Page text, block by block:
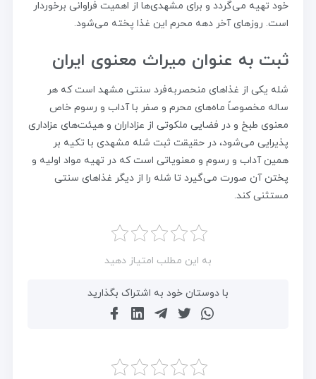
خود تهیه می‌گردد و برای مشهدی‌ها از اهمیت فراوانی برخوردار
است. روزهای آخر دهه محرم این غذا پخته می‌شود.
ثبت به عنوان میراث معنوی ایران
شله یکی از غذاهای منحصربه‌فرد سنتی مشهد است که هر
ساله مخصوصاً ماه‌های محرم و صفر با آداب و رسوم خاص
معنوی طبخ و در فضایی ملکوتی از عزاداران و هیئت‌های عزاداری
پذیرایی می‌شود، در حقیقت ثبت شله مشهدی با تکیه بر
همین آداب و رسوم و معنویاتی است که در تهیه مواد اولیه و
پختن آن صورت می‌گیرد تا شله را از دیگر غذاهای سنتی
مستثنی کند.
به این مطلب امتیاز دهید
با دوستان خود به اشتراک بگذارید